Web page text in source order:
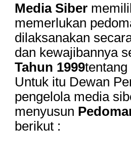
Media Siber
memerlukan
dilaksanakan
dan kewajibannya
Tahun 1999
Untuk itu Dewan
pengelola media
menyusun
berikut :